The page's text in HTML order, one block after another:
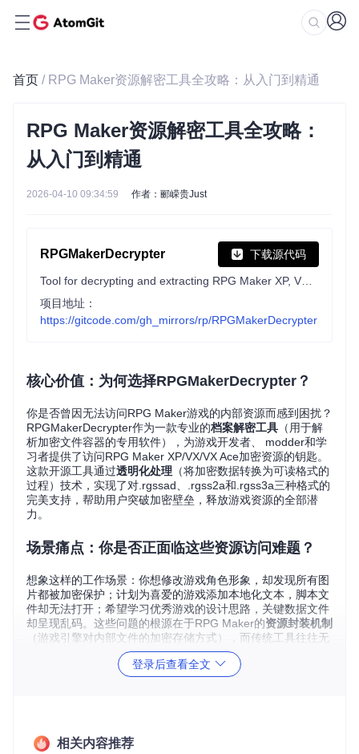
首页 / RPG Maker资源解密工具全攻略：从入门到精通
RPG Maker资源解密工具全攻略：
从入门到精通
2026-04-10 09:34:59 作者：郦嵘贵Just
RPGMakerDecrypter 下载源代码
项目地址：
https://gitcode.com/gh_mirrors/rp/RPGMakerDecrypter
核心价值：为何选择RPGMakerDecrypter？
你是否曾因无法访问RPG Maker游戏的内部资源而感到困扰？
RPGMakerDecrypter作为一款专业的档案解密工具 （用于解
析加密文件容器的专用软件），为游戏开发者、 modder和学
习者提供了访问RPG Maker XP/VX/VX Ace加密资源的钥匙。
这款开源工具通过透明化处理 （将加密数据转换为可读格式的
过程）技术，实现了对.rgssad、.rgss2a和.rgss3a三种格式的
完美支持，帮助用户突破加密壁垒，释放游戏资源的全部潜
力。
场景痛点：你是否正面临这些资源访问难题？
想象这样的工作场景：你想修改游戏角色形象，却发现所有图
片都被加密保护；计划为喜爱的游戏添加本地化文本，脚本文
件却无法打开；希望学习优秀游戏的设计思路，关键数据文件
却呈现乱码。这些问题的根源在于RPG Maker的资源封装机制
（游戏引擎对内部文件的加密存储方式），而传统工具往往无
法应对不同版本的加密算法差异，导致资源提取效率低下或完
案：
登录后查看全文
相关内容推荐